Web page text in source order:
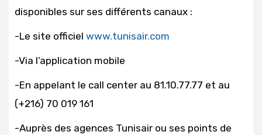
disponibles sur ses différents canaux :
-Le site officiel www.tunisair.com
-Via l’application mobile
-En appelant le call center au 81.10.77.77 et au
(+216) 70 019 161
-Auprès des agences Tunisair ou ses points de